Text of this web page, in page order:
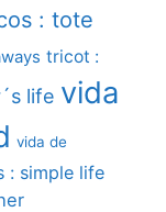
: tote
tricot :
life vida
vida de
: simple life